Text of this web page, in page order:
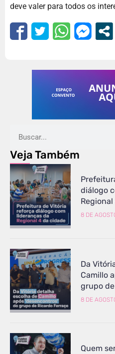
deve valer para todos os
Veja Também
diálogo
8 DE
Da
Camillo
grupo
8 DE
Quem